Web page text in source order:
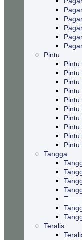
Pintu
Pintu
Pintu
Pintu
Pintu
Pintu
Pintu
Pintu
Pintu
Pintu
Pintu
Tangga
Teralis